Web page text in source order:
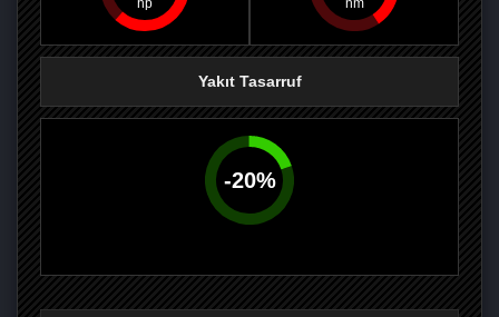
PAYLAŞPAYLAŞPLUS'TA
Yakıt Tasarruf
-20%